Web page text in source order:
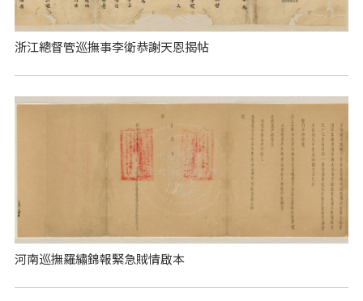
浙江總督管巡撫事李衛恭謝天恩揭帖
河南巡撫羅繡錦報緊急賊情啟本